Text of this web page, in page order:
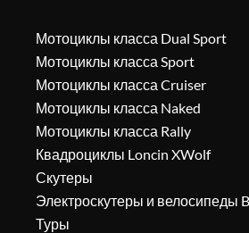
Мотоциклы класса Dual Sport
Мотоциклы класса Sport
Мотоциклы класса Cruiser
Мотоциклы класса Naked
Мотоциклы класса Rally
Квадроциклы Loncin XWolf
Скутеры
Электроскутеры и велосипеды
Туры